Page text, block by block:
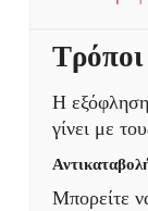
Η εξόφληση
γίνει με
Μπορείτε